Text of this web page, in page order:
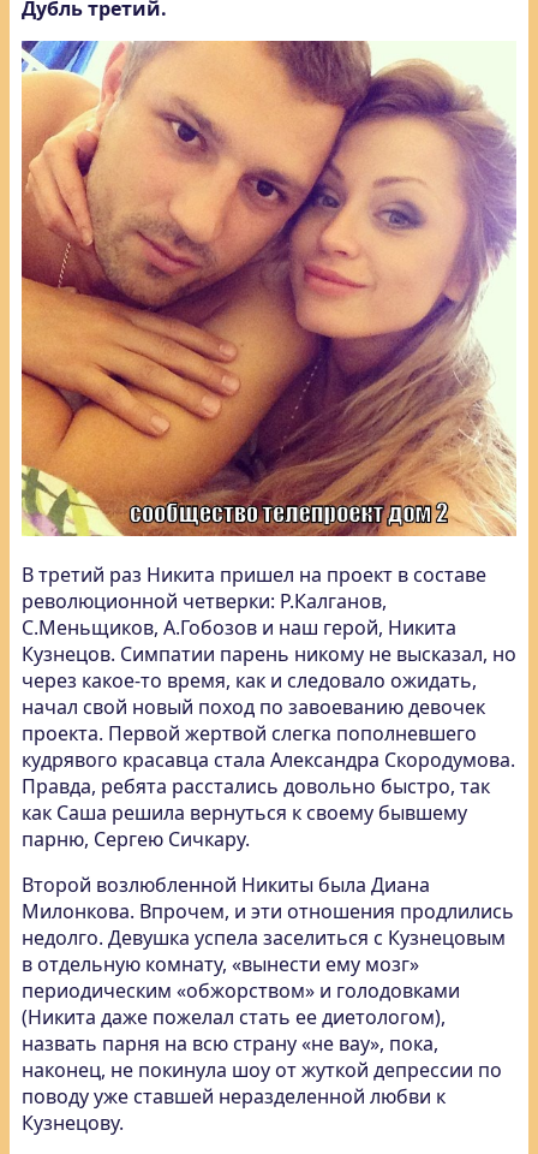
Дубль третий.
В третий раз Никита пришел на проект в составе
революционной четверки: Р.Калганов,
С.Меньщиков, А.Гобозов и наш герой, Никита
Кузнецов. Симпатии парень никому не высказал, но
через какое-то время, как и следовало ожидать,
начал свой новый поход по завоеванию девочек
проекта. Первой жертвой слегка пополневшего
кудрявого красавца стала Александра Скородумова.
Правда, ребята расстались довольно быстро, так
как Саша решила вернуться к своему бывшему
парню, Сергею Сичкару.
Второй возлюбленной Никиты была Диана
Милонкова. Впрочем, и эти отношения продлились
недолго. Девушка успела заселиться с Кузнецовым
в отдельную комнату, «вынести ему мозг»
периодическим «обжорством» и голодовками
(Никита даже пожелал стать ее диетологом),
назвать парня на всю страну «не вау», пока,
наконец, не покинула шоу от жуткой депрессии по
поводу уже ставшей неразделенной любви к
Кузнецову.